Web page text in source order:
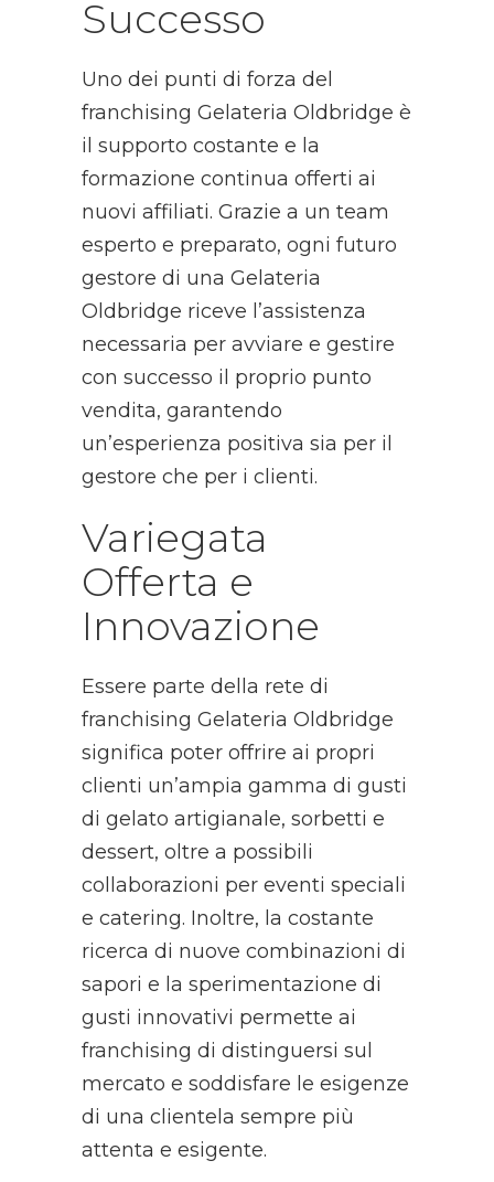
Successo
Uno dei punti di forza del
franchising Gelateria Oldbridge è
il supporto costante e la
formazione continua offerti ai
nuovi affiliati. Grazie a un team
esperto e preparato, ogni futuro
gestore di una Gelateria
Oldbridge riceve l’assistenza
necessaria per avviare e gestire
con successo il proprio punto
vendita, garantendo
un’esperienza positiva sia per il
gestore che per i clienti.
Variegata
Offerta e
Innovazione
Essere parte della rete di
franchising Gelateria Oldbridge
significa poter offrire ai propri
clienti un’ampia gamma di gusti
di gelato artigianale, sorbetti e
dessert, oltre a possibili
collaborazioni per eventi speciali
e catering. Inoltre, la costante
ricerca di nuove combinazioni di
sapori e la sperimentazione di
gusti innovativi permette ai
franchising di distinguersi sul
mercato e soddisfare le esigenze
di una clientela sempre più
attenta e esigente.